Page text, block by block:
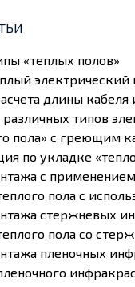
«теплых полов»
электрический
длины кабеля
типов
пола» с греющим
по укладке
с
пола с
стержневых
пола со
пленочных